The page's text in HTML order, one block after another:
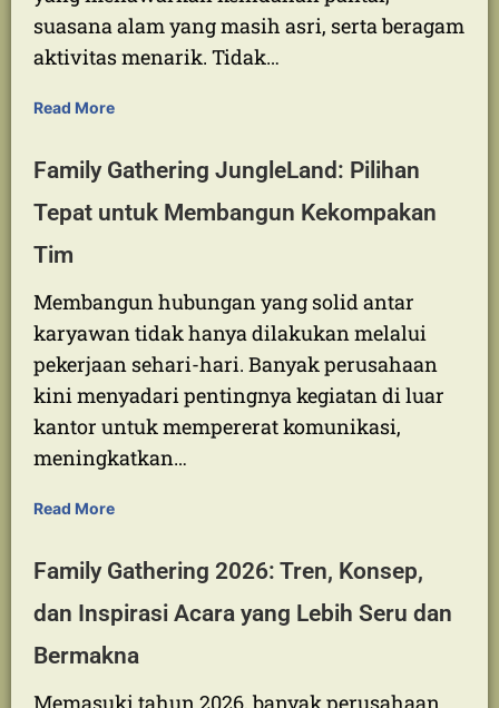
Gathering Pangandaran, Pilihan Tepat
untuk Membangun Kekompakan Tim
Pangandaran dikenal sebagai salah satu
yang menawarkan keindahan pantai,
aktivitas menarik. Tidak…
Family Gathering JungleLand: Pilihan
Tepat untuk Membangun Kekompakan
Tim
Membangun hubungan yang solid antar
karyawan tidak hanya dilakukan melalui
kini menyadari pentingnya kegiatan di luar
meningkatkan…